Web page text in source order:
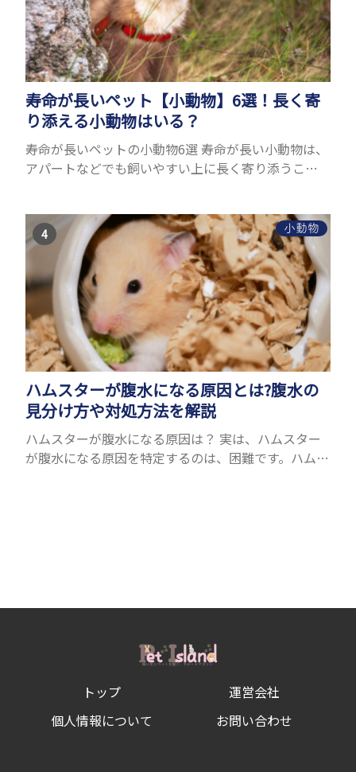
寿命が長いペット【小動物】6選！長く寄
り添える小動物はいる？
寿命が長いペットの小動物6選 寿命が長い小動物は、
アパートなどでも飼いやすい上に長く寄り添うこと
育のポイ...
小動物
ハムスターが腹水になる原因とは?腹水の
見分け方や対処方法を解説
ハムスターが腹水になる原因は？ 実は、ハムスター
が腹水になる原因を特定するのは、困難です。ハムス
トップ
運営会社
個人情報について
お問い合わせ